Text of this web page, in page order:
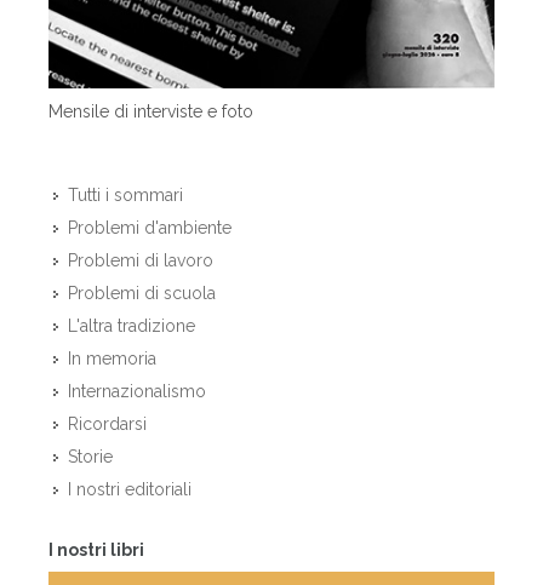
Mensile di interviste e foto
Tutti i sommari
Problemi d'ambiente
Problemi di lavoro
Problemi di scuola
L'altra tradizione
In memoria
Internazionalismo
Ricordarsi
Storie
I nostri editoriali
I nostri libri